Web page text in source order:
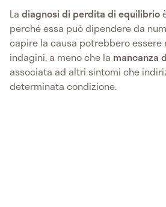
La diagnosi di perdita di equilibrio
perché essa può dipendere da
capire la causa potrebbero essere
indagini, a meno che la mancanza
associata ad altri sintomi che
determinata condizione.